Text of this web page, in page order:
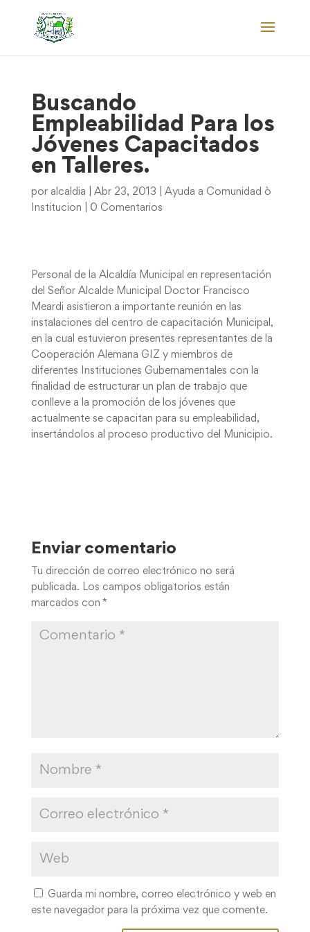
Buscando
Empleabilidad Para los
Jóvenes Capacitados
en Talleres.
por alcaldia Abr 23, 2013
Ayuda a Comunidad ò
Institucion
0 Comentarios
Personal de la Alcaldía Municipal en representación
del Señor Alcalde Municipal Doctor Francisco
Meardi asistieron a importante reunión en las
instalaciones del centro de capacitación Municipal,
en la cual estuvieron presentes representantes de la
Cooperación Alemana GIZ y miembros de
diferentes Instituciones Gubernamentales con la
finalidad de estructurar un plan de trabajo que
conlleve a la promoción de los jóvenes que
actualmente se capacitan para su empleabilidad,
insertándolos al proceso productivo del Municipio.
Enviar comentario
Tu dirección de correo electrónico no será
publicada.
Los campos obligatorios están
marcados con *
Guarda mi nombre, correo electrónico y web en
este navegador para la próxima vez que comente.